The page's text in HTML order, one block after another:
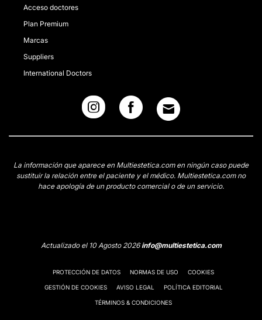
Acceso doctores
Plan Premium
Marcas
Suppliers
International Doctors
La información que aparece en Multiestetica.com en ningún caso puede
sustituir la relación entre el paciente y el médico. Multiestetica.com no
hace apología de un producto comercial o de un servicio.
Actualizado el 10 Agosto 2026info@multiestetica.com
PROTECCIÓN DE DATOS NORMAS DE USO COOKIES
GESTIÓN DE COOKIES AVISO LEGAL POLÍTICA EDITORIAL
TÉRMINOS & CONDICIONES